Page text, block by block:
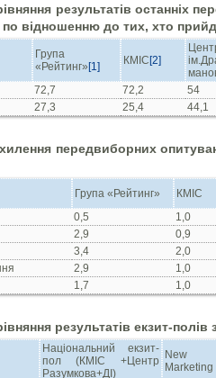
результатів останніх
по відношенню до тих, хто
Група
«Рейтинг» [1] КМІС [2]
72,7 72,2 54
27,3 25,4 44,1
передвиборних
Група «Рейтинг» КМІС
0,5 1,0
2,9 0,9
3,4 2,0
2,9 1,0
1,7 1,0
результатів екзит-полів
Національний екзит-
пол (КМІС +Центр
Разумкова+ДІ)
New
Marketing